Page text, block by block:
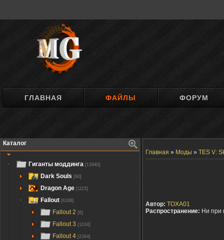
ГЛАВНАЯ ФАЙЛЫ ФОРУМ
Каталог
Гиганты моддинга [13940]
Dark Souls [90]
Dragon Age [1115]
Fallout [6188]
Fallout 2 [6]
Fallout 3 [1034]
Fallout 4 [2264]
Главная » Моды » TES V:
Автор: TOXA01
Распространение: Ни при